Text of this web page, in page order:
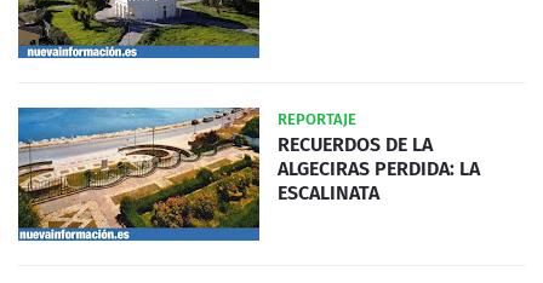
REPORTAJE
RECUERDOS DE LA
ALGECIRAS PERDIDA: LA
ESCALINATA